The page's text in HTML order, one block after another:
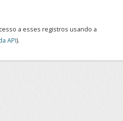
a esses registros usando a
API).